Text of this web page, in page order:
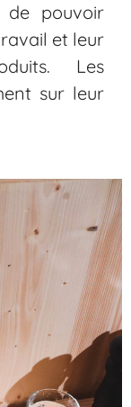
pouvoir
et leur
Les
sur leur